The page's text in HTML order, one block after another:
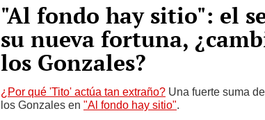
"Al fondo hay sitio": el
su nueva fortuna,
los Gonzales?
¿Por qué 'Tito' actúa tan extraño? Una fuerte suma
los Gonzales en "Al fondo hay sitio".